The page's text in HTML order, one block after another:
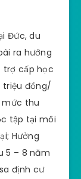
Đức, du
ra hưởng
trợ cấp học
triệu đồng/
mức thu
tập tại môi
Hưởng
5 – 8 năm
định cư